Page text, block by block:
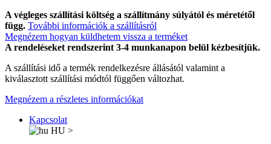
A végleges szállítási költség a szállítmány súlyától és méretétől
függ. További információk a szállításról
Megnézem hogyan küldhetem vissza a terméket
A rendeléseket rendszerint 3-4 munkanapon belül kézbesítjük.
A szállítási idő a termék rendelkezésre állásától valamint a
kiválasztott szállítási módtól függően változhat.
Megnézem a részletes információkat
Kapcsolat
HU >